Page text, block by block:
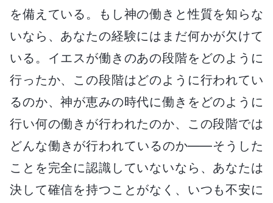
を備えている。もし神の働きと性質を知らな
いなら、あなたの経験にはまだ何かが欠けて
いる。イエスが働きのあの段階をどのように
行ったか、この段階はどのように行われてい
るのか、神が恵みの時代に働きをどのように
行い何の働きが行われたのか、この段階では
どんな働きが行われているのか――そうした
ことを完全に認識していないなら、あなたは
決して確信を持つことがなく、いつも不安に